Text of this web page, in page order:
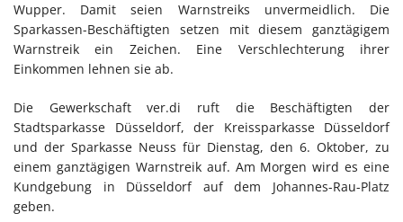
Wupper. Damit seien Warnstreiks unvermeidlich. Die
Sparkassen-Beschäftigten setzen mit diesem ganztägigem
Warnstreik ein Zeichen. Eine Verschlechterung ihrer
Einkommen lehnen sie ab.
Die Gewerkschaft ver.di ruft die Beschäftigten der
Stadtsparkasse Düsseldorf, der Kreissparkasse Düsseldorf
und der Sparkasse Neuss für Dienstag, den 6. Oktober, zu
einem ganztägigen Warnstreik auf. Am Morgen wird es eine
Kundgebung in Düsseldorf auf dem Johannes-Rau-Platz
geben.